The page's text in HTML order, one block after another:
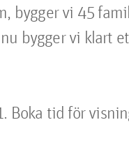
bygger vi 45
bygger vi klart
Boka tid för